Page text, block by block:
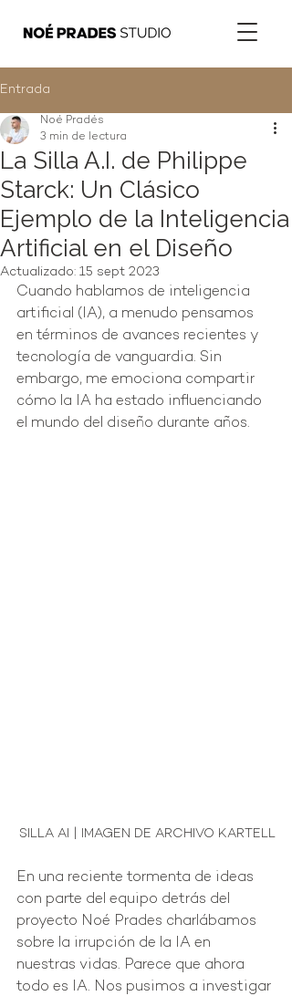
Entrada
La Silla A.I. de Philippe
Starck: Un Clásico
Ejemplo de la Inteligencia
Artificial en el Diseño
Noé Pradés
3 min de lectura
Actualizado: 15 sept 2023
Cuando hablamos de inteligencia
artificial (IA), a menudo pensamos
en términos de avances recientes y
tecnología de vanguardia. Sin
embargo, me emociona compartir
cómo la IA ha estado influenciando
el mundo del diseño durante años.
SILLA AI | IMAGEN DE ARCHIVO KARTELL
En una reciente tormenta de ideas
con parte del equipo detrás del
proyecto Noé Prades charlábamos
sobre la irrupción de la IA en
nuestras vidas. Parece que ahora
todo es IA. Nos pusimos a investigar